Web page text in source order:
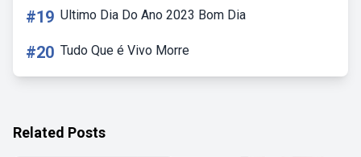
#19 Ultimo Dia Do Ano 2023 Bom Dia
#20 Tudo Que é Vivo Morre
Related Posts